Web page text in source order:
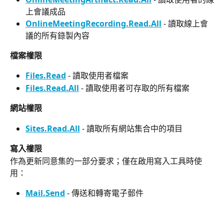
上會議成品
OnlineMeetingRecording.Read.All - 讀取線上會
議的所有錄製內容
檔案權限
Files.Read - 讀取使用者檔案
Files.Read.All - 讀取使用者可存取的所有檔案
網站權限
Sites.Read.All - 讀取所有網站集合中的項目
寫入權限
作為更新同意集的一部分要求；僅在啟用寫入工具時使
用：
Mail.Send - 傳送和轉寄電子郵件